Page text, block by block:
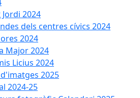
Jordi 2024
dels centres cívics 2024
2024
Major 2024
Licius 2024
2025
2024-25